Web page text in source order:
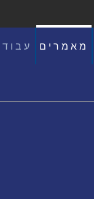
מאמרים